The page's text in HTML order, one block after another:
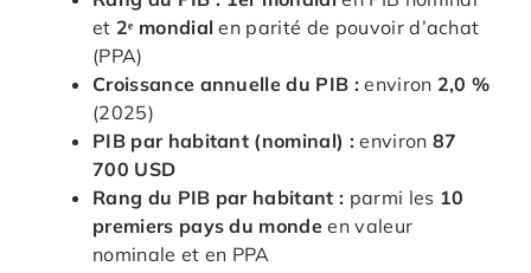
et 2ᵉ mondial en parité de pouvoir d’achat
(PPA)
Croissance annuelle du PIB : environ 2,0 %
(2025)
PIB par habitant (nominal) : environ 87
700 USD
Rang du PIB par habitant : parmi les 10
premiers pays du monde en valeur
nominale et en PPA